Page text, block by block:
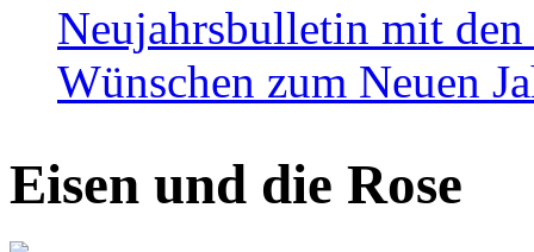
Neujahrsbulletin mit den
Wünschen zum Neuen
Eisen und die Rose